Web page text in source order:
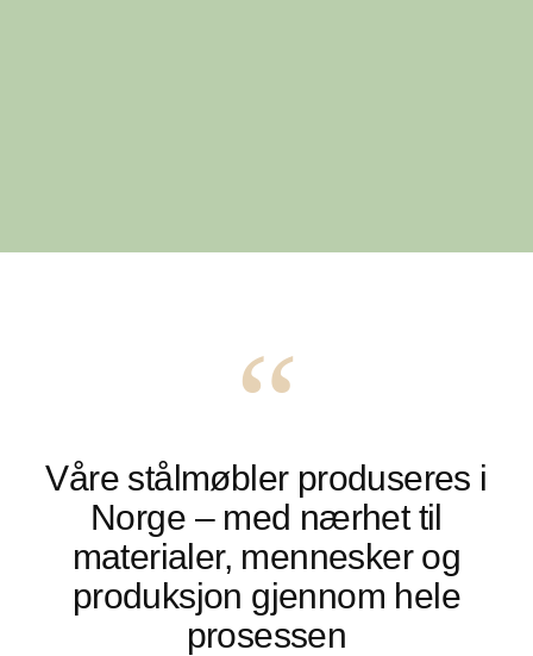
“
Våre stålmøblerproduseres i
Norge – med nærhet til
materialer, mennesker og
produksjon gjennom hele
prosessen